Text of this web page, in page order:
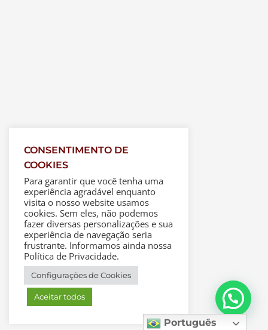
CONSENTIMENTO DE
COOKIES
Para garantir que você tenha uma
experiência agradável enquanto
visita o nosso website usamos
cookies. Sem eles, não podemos
fazer diversas personalizações e sua
experiência de navegação seria
frustrante. Informamos ainda nossa
Política de Privacidade.
Configurações de Cookies
Aceitar todos
Português